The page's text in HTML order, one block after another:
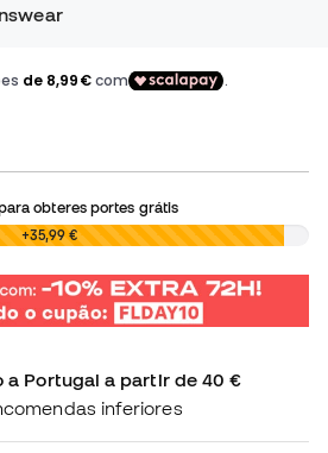
obteres portes grátis
+35,99 €
a Portugal a partir de 40 €
inferiores